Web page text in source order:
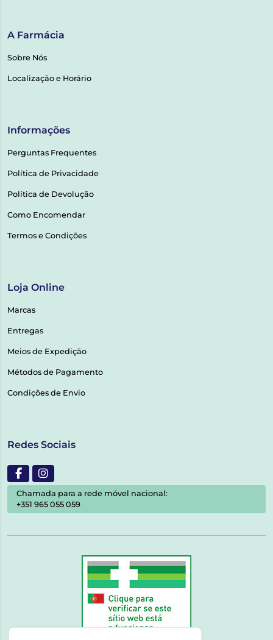
A Farmácia
Sobre Nós
Localização e Horário
Informações
Perguntas Frequentes
Política de Privacidade
Política de Devolução
Como Encomendar
Termos e Condições
Loja Online
Marcas
Entregas
Meios de Expedição
Métodos de Pagamento
Condições de Envio
Redes Sociais
Chamada para a rede móvel nacional:
+351 965 055 059